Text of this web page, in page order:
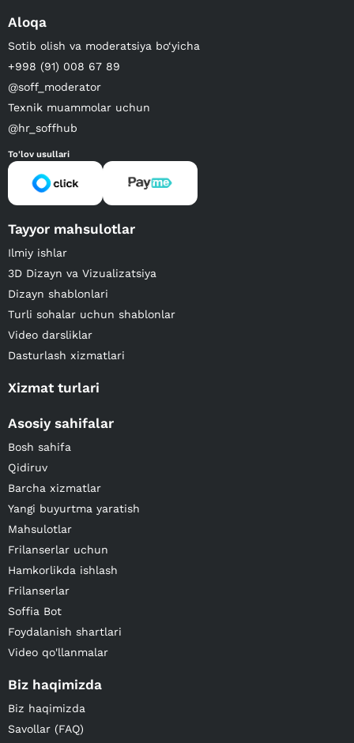
Aloqa
Sotib olish va moderatsiya bo‘yicha
+998 (91) 008 67 89
@soff_moderator
Texnik muammolar uchun
@hr_soffhub
To'lov usullari
Tayyor mahsulotlar
Ilmiy ishlar
3D Dizayn va Vizualizatsiya
Dizayn shablonlari
Turli sohalar uchun shablonlar
Video darsliklar
Dasturlash xizmatlari
Xizmat turlari
Asosiy sahifalar
Bosh sahifa
Qidiruv
Barcha xizmatlar
Yangi buyurtma yaratish
Mahsulotlar
Frilanserlar uchun
Hamkorlikda ishlash
Frilanserlar
Soffia Bot
Foydalanish shartlari
Video qo'llanmalar
Biz haqimizda
Biz haqimizda
Savollar (FAQ)